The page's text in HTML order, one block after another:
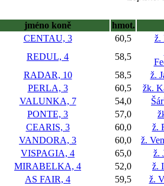
jméno koně
hmot.
CENTAU, 3 60,5
ž.
REDUL, 4 58,5
RADAR, 10 58,5
ž.
PERLA, 3 60,5
žk.
VALUNKA, 7 54,0
PONTE, 3 57,0
CEARIS, 3 60,0
ž.
VANDORA, 3 60,0
ž.
VISPAGIA, 4 65,0
ž.
MIRABELKA, 4 52,0
ž.
AS FAIR, 4 59,5
ž.